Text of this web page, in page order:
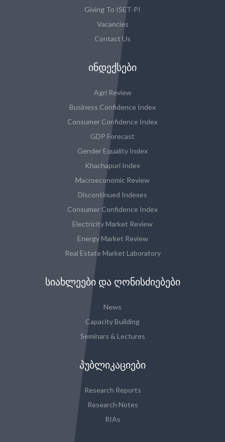
Giving To ISET-PI
Vacancies
Contact Us
ᲘᲜᲓᲔᲥᲡᲔᲑᲘ
Agri Review
Business Confidence Index
Consumer Confidence Index
GDP Forecast
Gender Equality Index
Khachapuri Index
Macroeconomic Review
Discontinued Indexes
Consumer Confidence Index
Electricity Market Review
Energy Market Review
Real Estate Market Laboratory
ᲡᲘᲐᲮᲚᲔᲔᲑᲘ ᲓᲐ ᲦᲝᲜᲘᲡᲫᲘᲔᲑᲔᲑᲘ
News
Capacity Building
Seminars & Lectures
ᲞᲣᲑᲚᲘᲙᲐᲪᲘᲔᲑᲘ
Research Reports
Research Notes
RIAs